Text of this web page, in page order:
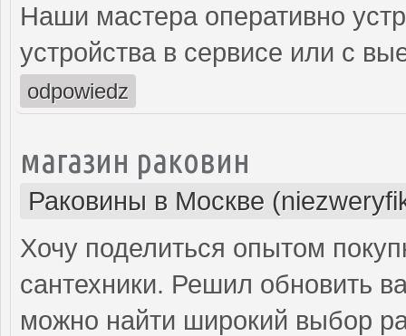
Наши мастера оперативно
устройства в сервисе или с
odpowiedz
магазин раковин
Раковины в Москве
Хочу поделиться опытом
сантехники. Решил обновить
можно найти широкий выбор